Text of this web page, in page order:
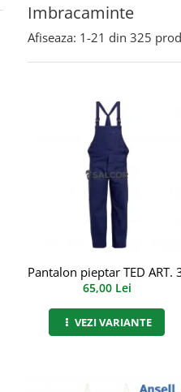
Imbracaminte
Afiseaza: 1-21 din 325
Pantalon pieptar TED ART.
65,00 Lei
VEZI VARIANTE